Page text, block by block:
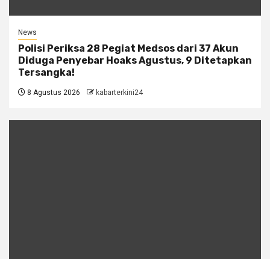
News
Polisi Periksa 28 Pegiat Medsos dari 37 Akun
Diduga Penyebar Hoaks Agustus, 9 Ditetapkan
Tersangka!
8 Agustus 2026 kabarterkini24